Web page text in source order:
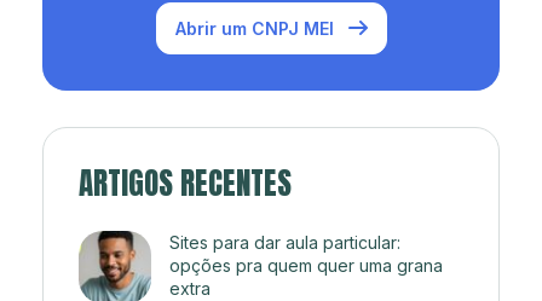
Abrir um CNPJ MEI
ARTIGOS RECENTES
Sites para dar aula particular:
opções pra quem quer uma grana
extra